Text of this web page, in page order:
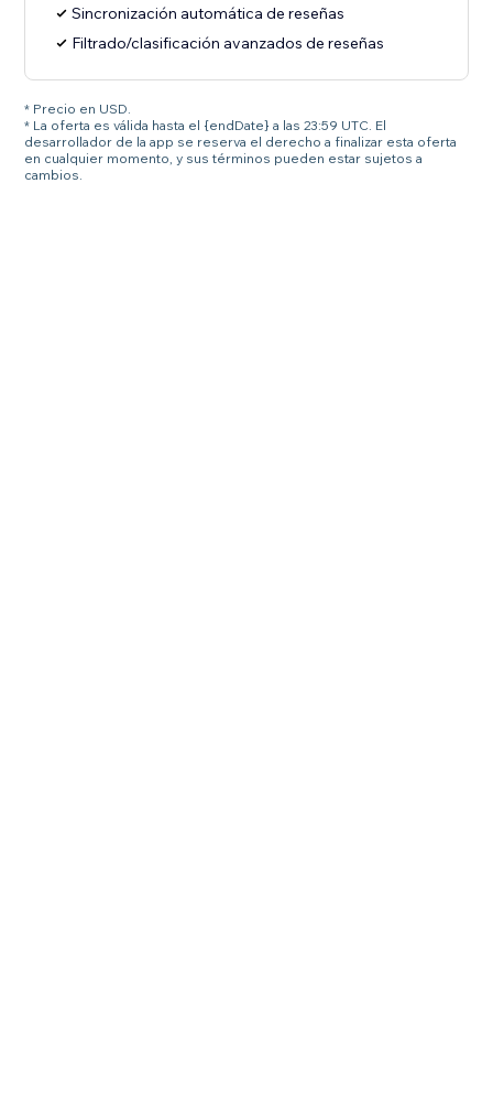
Sincronización automática de reseñas
Filtrado/clasificación avanzados de reseñas
* Precio en USD.
* La oferta es válida hasta el {endDate} a las 23:59 UTC. El
desarrollador de la app se reserva el derecho a finalizar esta oferta
en cualquier momento, y sus términos pueden estar sujetos a
cambios.